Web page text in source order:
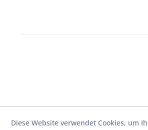
Diese Website verwendet Cookies, um